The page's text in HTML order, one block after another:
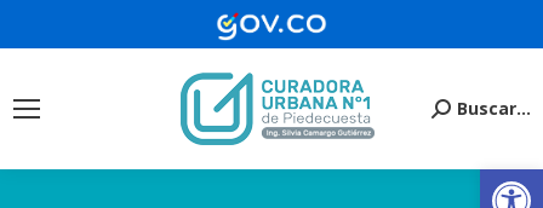
Buscar:
Buscar...